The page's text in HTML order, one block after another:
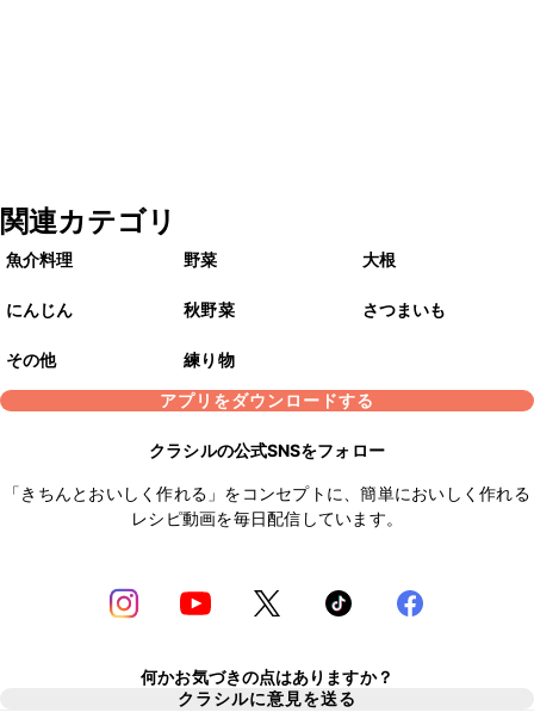
関連カテゴリ
魚介料理 野菜 大根
にんじん 秋野菜 さつまいも
その他
練り物
アプリをダウンロードする
クラシルの公式SNSをフォロー
「きちんとおいしく作れる」をコンセプトに、簡単においしく作れる
レシピ動画を毎日配信しています。
何かお気づきの点はありますか？
クラシルに意見を送る